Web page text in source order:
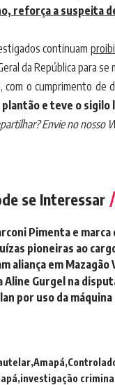
reforça a suspeita
continuam
da República para
com o cumprimento
e teve o sigilo
Envie no nosso
se Interessar
Pimenta e
pioneiras ao
aliança em
Aline Gurgel na
por uso da
Amapá
investigação criminal